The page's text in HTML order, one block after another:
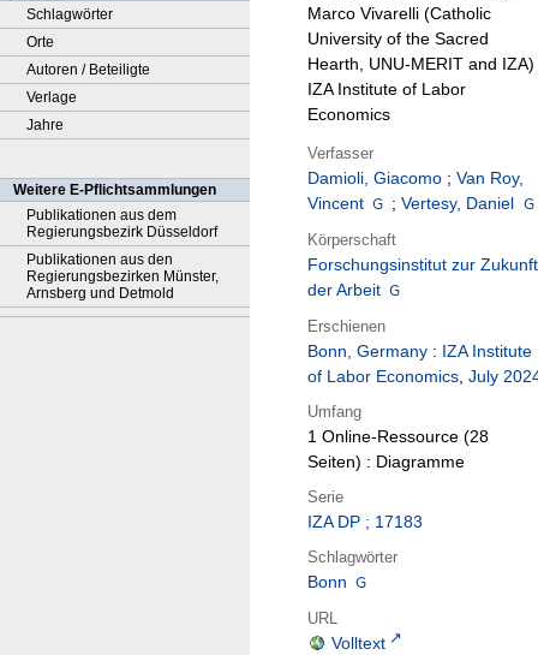
Schlagwörter
Orte
Autoren / Beteiligte
Verlage
Jahre
Weitere E-Pflichtsammlungen
Publikationen aus dem
Regierungsbezirk Düsseldorf
Publikationen aus den
Regierungsbezirken Münster,
Arnsberg und Detmold
Marco Vivarelli (Catholic
University of the Sacred
Hearth, UNU-MERIT and IZA)
IZA Institute of Labor
Economics
Verfasser
Damioli, Giacomo ; Van Roy,
Vincent
; Vertesy, Daniel
Körperschaft
Forschungsinstitut zur Zukunft
der Arbeit
Erschienen
Bonn, Germany : IZA Institute
of Labor Economics, July
Umfang
1 Online-Ressource (28
Seiten) : Diagramme
Serie
IZA DP ; 17183
Schlagwörter
Bonn
URL
Volltext